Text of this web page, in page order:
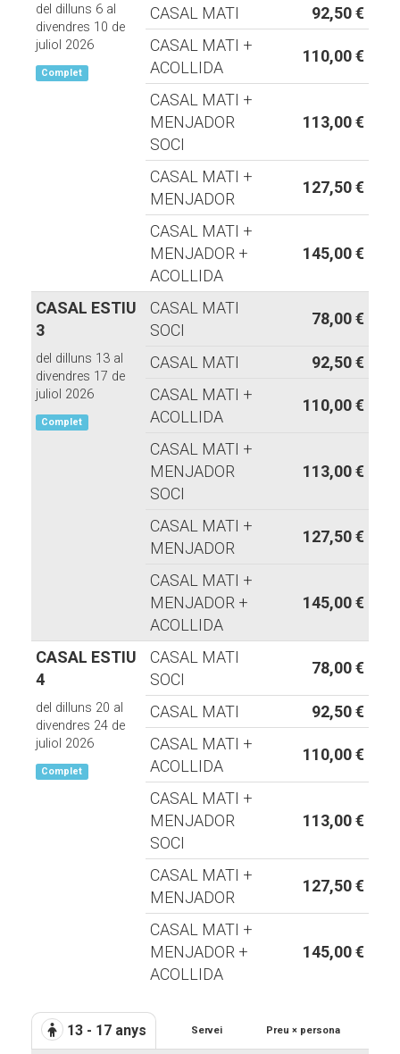
del dilluns 6 al
divendres 10 de
juliol 2026
Complet
CASAL MATI
92,50 €
CASAL MATI +
ACOLLIDA
110,00 €
CASAL MATI +
MENJADOR
SOCI
113,00 €
CASAL MATI +
MENJADOR
127,50 €
CASAL MATI +
MENJADOR +
ACOLLIDA
145,00 €
CASAL ESTIU
3
del dilluns 13 al
divendres 17 de
juliol 2026
Complet
CASAL MATI
SOCI
78,00 €
CASAL MATI
92,50 €
CASAL MATI +
ACOLLIDA
110,00 €
CASAL MATI +
MENJADOR
SOCI
113,00 €
CASAL MATI +
MENJADOR
127,50 €
CASAL MATI +
MENJADOR +
ACOLLIDA
145,00 €
CASAL ESTIU
4
del dilluns 20 al
divendres 24 de
juliol 2026
Complet
CASAL MATI
SOCI
78,00 €
CASAL MATI
92,50 €
CASAL MATI +
ACOLLIDA
110,00 €
CASAL MATI +
MENJADOR
SOCI
113,00 €
CASAL MATI +
MENJADOR
127,50 €
CASAL MATI +
MENJADOR +
ACOLLIDA
145,00 €
13 - 17 anys Servei Preu × persona